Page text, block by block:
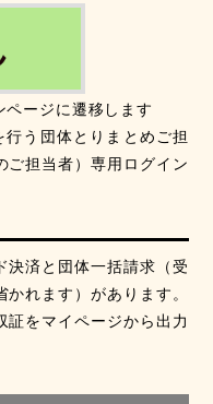
ージに遷移します
う団体とりまとめご担
ご担当者）専用ログイン
決済と団体一括請求（受
れます）があります。
をマイページから出力